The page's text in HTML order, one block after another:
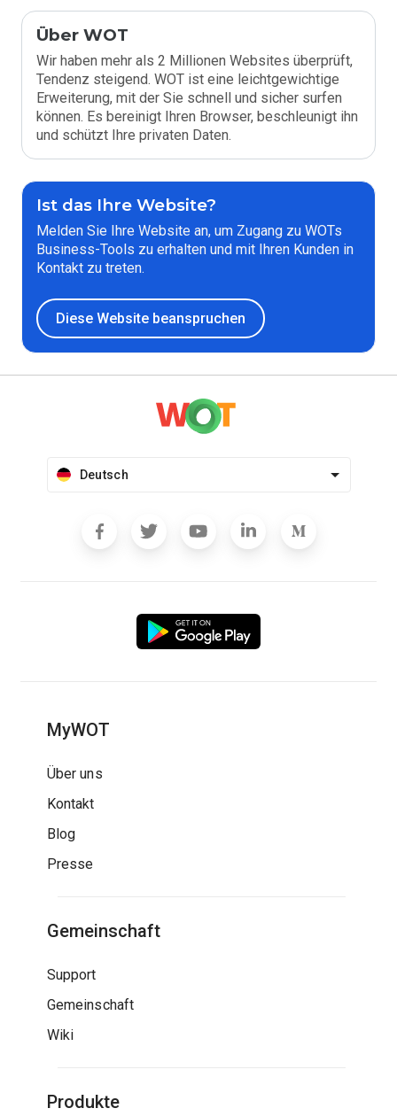
Über WOT
Wir haben mehr als 2 Millionen Websites überprüft,
Tendenz steigend. WOT ist eine leichtgewichtige
Erweiterung, mit der Sie schnell und sicher surfen
können. Es bereinigt Ihren Browser, beschleunigt ihn
und schützt Ihre privaten Daten.
Ist das Ihre Website?
Melden Sie Ihre Website an, um Zugang zu WOTs
Business-Tools zu erhalten und mit Ihren Kunden in
Kontakt zu treten.
Diese Website beanspruchen
Deutsch
MyWOT
Über uns
Kontakt
Blog
Presse
Gemeinschaft
Support
Gemeinschaft
Wiki
Produkte